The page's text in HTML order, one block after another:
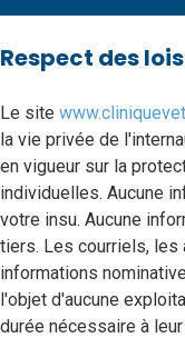
Respect des
Le site
la vie privée de
en vigueur sur la
individuelles. Aucune
votre insu. Aucune
tiers. Les courriels, les
informations
l'objet d'aucune
durée nécessaire à